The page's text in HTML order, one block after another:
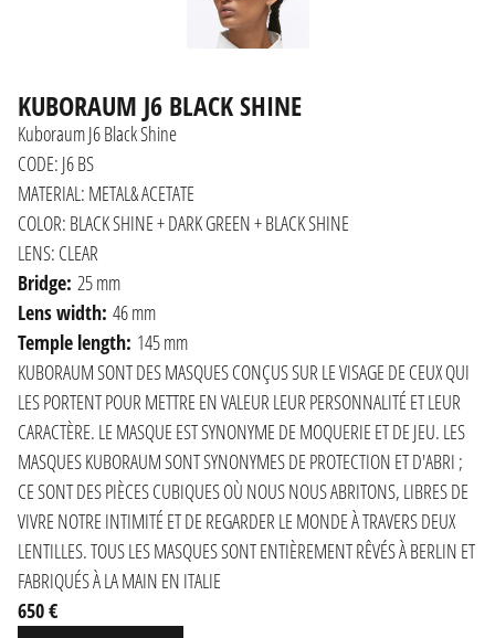
KUBORAUM J6 BLACK SHINE
Kuboraum J6 Black Shine
CODE: J6 BS
MATERIAL: METAL& ACETATE
COLOR: BLACK SHINE + DARK GREEN + BLACK SHINE
LENS: CLEAR
Bridge: 25 mm
Lens width: 46 mm
Temple length: 145 mm
KUBORAUM SONT DES MASQUES CONÇUS SUR LE VISAGE DE CEUX QUI
LES PORTENT POUR METTRE EN VALEUR LEUR PERSONNALITÉ ET LEUR
CARACTÈRE. LE MASQUE EST SYNONYME DE MOQUERIE ET ​​DE JEU. LES
MASQUES KUBORAUM SONT SYNONYMES DE PROTECTION ET D'ABRI ;
CE SONT DES PIÈCES CUBIQUES OÙ NOUS NOUS ABRITONS, LIBRES DE
VIVRE NOTRE INTIMITÉ ET DE REGARDER LE MONDE À TRAVERS DEUX
LENTILLES. TOUS LES MASQUES SONT ENTIÈREMENT RÊVÉS À BERLIN ET
FABRIQUÉS À LA MAIN EN ITALIE
650 €